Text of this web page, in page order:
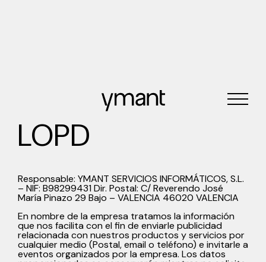
LOPD
Responsable: YMANT SERVICIOS INFORMÁTICOS, S.L.
– NIF: B98299431 Dir. Postal: C/ Reverendo José
María Pinazo 29 Bajo – VALENCIA 46020 VALENCIA
En nombre de la empresa tratamos la información
que nos facilita con el fin de enviarle publicidad
relacionada con nuestros productos y servicios por
cualquier medio (Postal, email o teléfono) e invitarle a
eventos organizados por la empresa. Los datos